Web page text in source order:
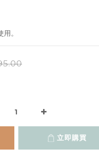
。
立即購買